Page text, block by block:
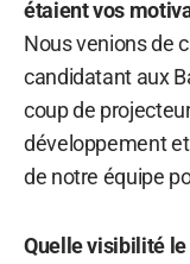
étaient vos
Nous venions de
candidatant aux
coup de
développement
de notre équipe
Quelle visibilité